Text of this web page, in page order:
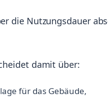
die Nutzungsdauer
damit über:
für das Gebäude,